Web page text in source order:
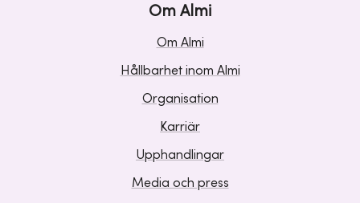
Om Almi
Om Almi
Hållbarhet inom Almi
Organisation
Karriär
Upphandlingar
Media och press